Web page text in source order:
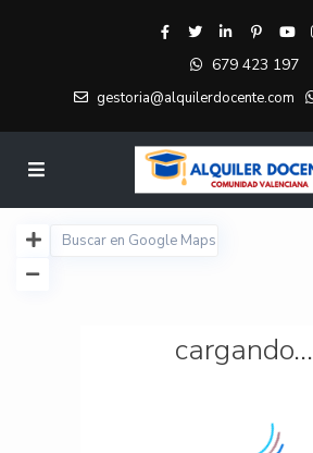
679 423 197
gestoria@alquilerdocente.com
cargando...